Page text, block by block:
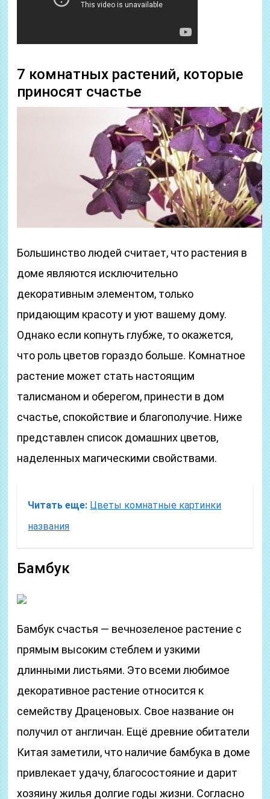
7 комнатных растений, которые
приносят счастье
Большинство людей считает, что растения в
доме являются исключительно
декоративным элементом, только
придающим красоту и уют вашему дому.
Однако если копнуть глубже, то окажется,
что роль цветов гораздо больше. Комнатное
растение может стать настоящим
талисманом и оберегом, принести в дом
счастье, спокойствие и благополучие. Ниже
представлен список домашних цветов,
наделенных магическими свойствами.
Читать еще: Цветы комнатные картинки
названия
Бамбук
Бамбук счастья — вечнозеленое растение с
прямым высоким стеблем и узкими
длинными листьями. Это всеми любимое
декоративное растение относится к
семейству Драценовых. Свое название он
получил от англичан. Ещё древние обитатели
Китая заметили, что наличие бамбука в доме
привлекает удачу, благосостояние и дарит
хозяину жилья долгие годы жизни. Согласно